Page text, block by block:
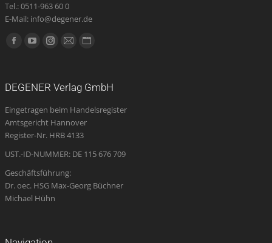
Tel.: 0511-963 60 0
E-Mail: info@degener.de
Finden Sie uns auf:
Facebook
new
window
YouTube
new
window
Instagram
new
window
E-
opens
in
new
Website
new
DEGENER Verlag GmbH
Eingetragen beim Handelsregister
Amtsgericht Hannover
Register-Nr. HRB 4133
UST.-ID-NUMMER: DE 115 676 709
Geschäftsführung:
Dr. oec. HSG Max-Georg Büchner
Michael Hühn